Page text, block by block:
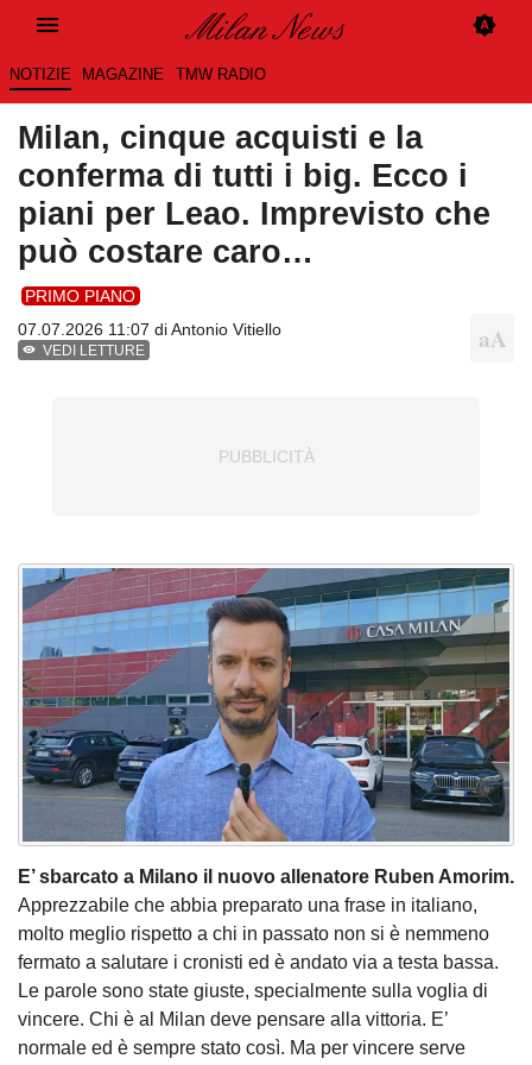
NOTIZIE MAGAZINE TMW RADIO
Milan, cinque acquisti e la
conferma di tutti i big. Ecco i
piani per Leao. Imprevisto che
può costare caro…
PRIMO PIANO
07.07.2026 11:07 diAntonio Vitiello
VEDI LETTURE
E’ sbarcato a Milano il nuovo allenatore Ruben Amorim.
Apprezzabile che abbia preparato una frase in italiano,
molto meglio rispetto a chi in passato non si è nemmeno
fermato a salutare i cronisti ed è andato via a testa bassa.
Le parole sono state giuste, specialmente sulla voglia di
vincere. Chi è al Milan deve pensare alla vittoria. E’
normale ed è sempre stato così. Ma per vincere serve